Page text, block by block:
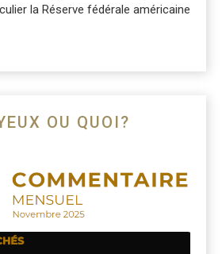
la Réserve fédérale américaine
OU QUOI?